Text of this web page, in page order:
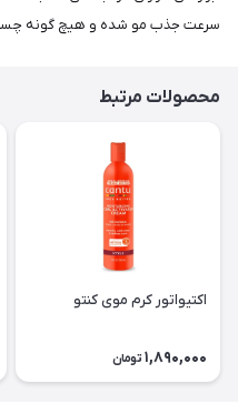
سرعت جذب مو شده و هیچ گونه
محصولات مرتبط
اکتیواتور کرم موی کنتو
1,890,000 تومان